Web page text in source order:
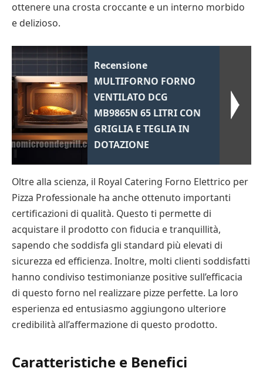
ottenere una crosta croccante e un interno morbido
e delizioso.
Recensione
MULTIFORNO FORNO
VENTILATO DCG
MB9865N 65 LITRI CON
GRIGLIA E TEGLIA IN
DOTAZIONE
Oltre alla scienza, il Royal Catering Forno Elettrico per
Pizza Professionale ha anche ottenuto importanti
certificazioni di qualità. Questo ti permette di
acquistare il prodotto con fiducia e tranquillità,
sapendo che soddisfa gli standard più elevati di
sicurezza ed efficienza. Inoltre, molti clienti soddisfatti
hanno condiviso testimonianze positive sull’efficacia
di questo forno nel realizzare pizze perfette. La loro
esperienza ed entusiasmo aggiungono ulteriore
credibilità all’affermazione di questo prodotto.
Caratteristiche e Benefici